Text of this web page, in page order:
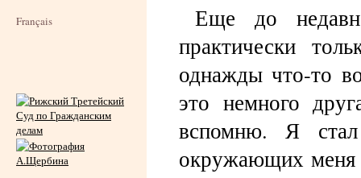
Français
Еще до
практически
однажды что-то
это немного
вспомню. Я стал
окружающих меня